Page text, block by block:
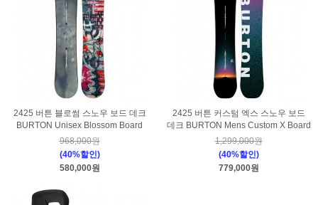
2425 버튼 블로썸 스노우 보드 데크
BURTON Unisex Blossom Board
968,000원
(40%할인)
580,000원
2425 버튼 커스텀 엑스 스노우 보드
데크 BURTON Mens Custom X Board
1,299,000원
(40%할인)
779,000원